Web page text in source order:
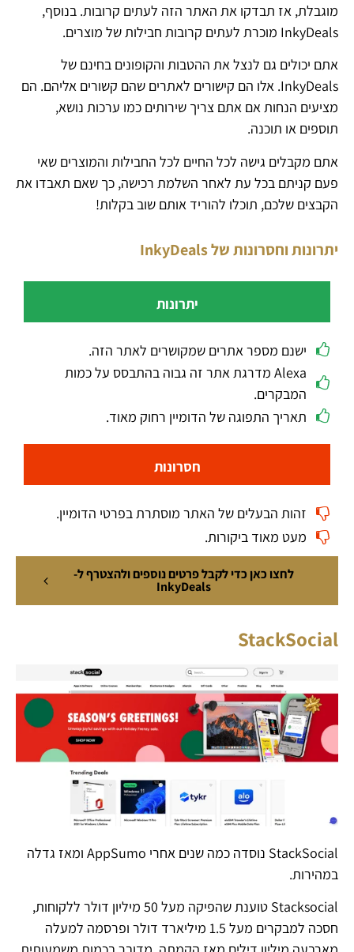
מוגבלת, אז תבדקו את האתר הזה לעתים קרובות. בנוסף,
InkyDeals מוכרת לעתים קרובות חבילות של מוצרים.
אתם יכולים גם לנצל את ההטבות והקופונים בחינם של
InkyDeals. אלו הם קישורים לאתרים שהם קשורים אליהם. הם
מציעים הנחות אם אתם צריך שירותים כמו ערכות נושא,
תוספים או תוכנה.
אתם מקבלים גישה לכל החיים לכל החבילות והמוצרים שאי
פעם קניתם בכל עת לאחר השלמת רכישה, כך שאם תאבדו את
הקבצים שלכם, תוכלו להוריד אותם שוב בקלות!
יתרונות וחסרונות של InkyDeals
יתרונות
ישנם מספר אתרים שמקושרים לאתר הזה.
Alexa מדרגת אתר זה גבוה בהתבסס על כמות
המבקרים.
תאריך התפוגה של הדומיין רחוק מאוד.
חסרונות
זהות הבעלים של האתר מוסתרת בפרטי הדומיין.
מעט מאוד ביקורות.
לחצו כאן כדי לקבל פרטים נוספים ולהצטרף ל-
InkyDeals
StackSocial
StackSocial נוסדה כמה שנים אחרי AppSumo ומאז גדלה
במהירות.
Stacksocial טוענת שהפיקה מעל 50 מיליון דולר ללקוחות,
חסכה למבקרים מעל 1.5 מיליארד דולר ופרסמה למעלה